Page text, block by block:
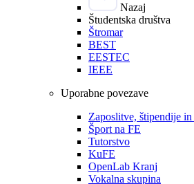
Nazaj
Študentska društva
Štromar
BEST
EESTEC
IEEE
Uporabne povezave
Zaposlitve, štipendije in
Šport na FE
Tutorstvo
KuFE
OpenLab Kranj
Vokalna skupina